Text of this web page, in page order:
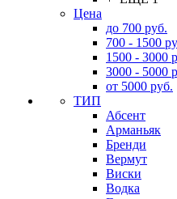
Цена
до 700 руб.
700 - 1500
1500 - 3000
3000 - 5000
от 5000 руб.
ТИП
Абсент
Арманьяк
Бренди
Вермут
Виски
Водка